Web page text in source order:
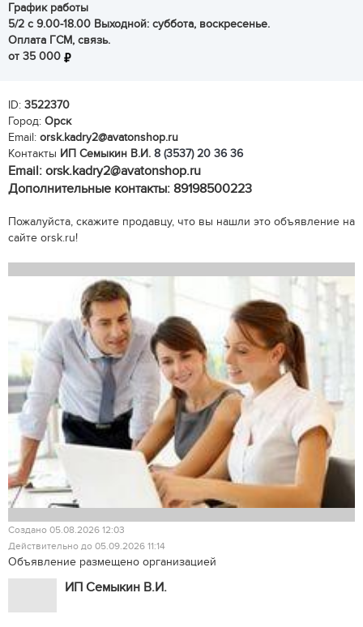
График работы
5/2 с 9.00-18.00 Выходной: суббота, воскресенье.
Оплата ГСМ, связь.
от 35 000
ID: 3522370
Город: Орск
Email: orsk.kadry2@avatonshop.ru
Контакты ИП Семыкин В.И. 8 (3537) 20 36 36
Email: orsk.kadry2@avatonshop.ru
Дополнительные контакты: 89198500223
Пожалуйста, скажите продавцу, что вы нашли это объявление на
сайте orsk.ru!
Создано 05.08.2026 12:03
Действительно до 05.09.2026 11:14
Объявление размещено организацией
ИП Семыкин В.И.